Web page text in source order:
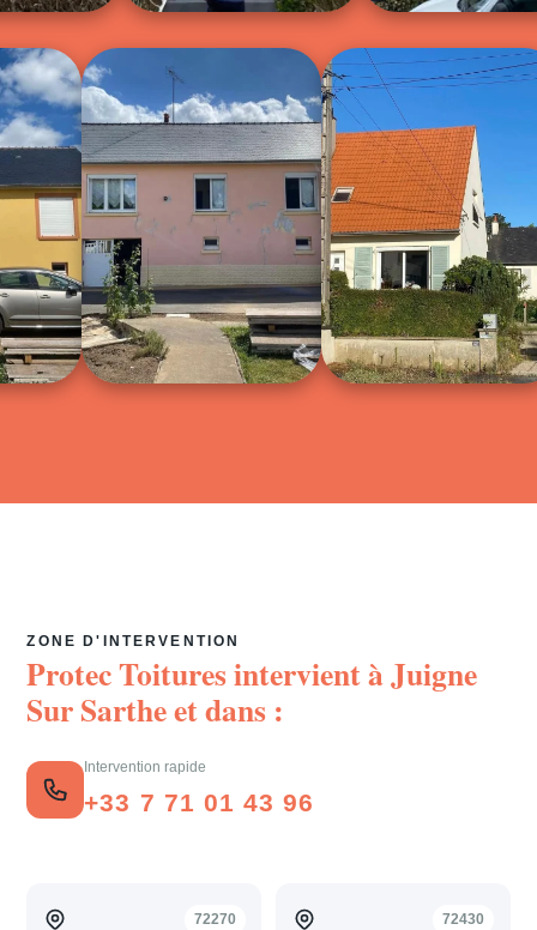
ZONE D'INTERVENTION
Protec Toitures intervient àJuigne
Sur Sartheet dans :
Intervention rapide
+33 7 71 01 43 96
72270 72430